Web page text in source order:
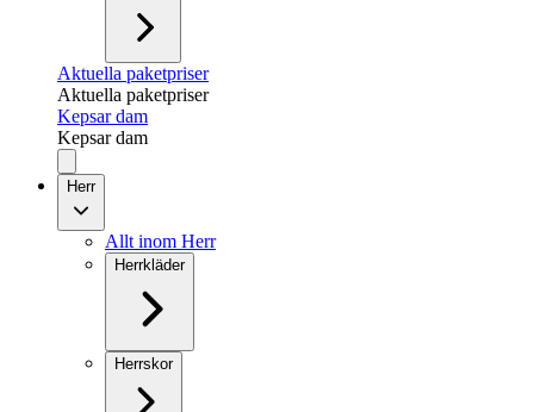
Aktuella paketpriser
Aktuella paketpriser
Kepsar dam
Kepsar dam
Herr
Allt inom Herr
Herrkläder
Herrskor